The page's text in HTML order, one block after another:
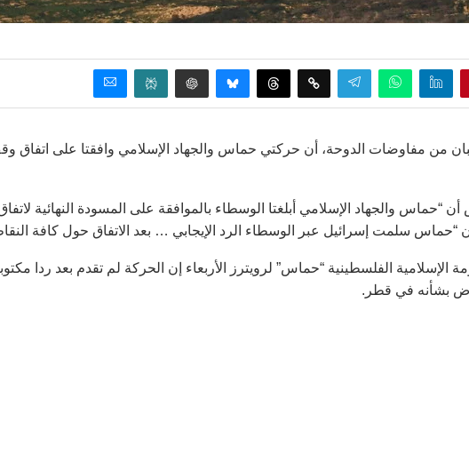
من مفاوضات الدوحة، أن حركتي حماس والجهاد الإسلامي وافقتا على اتفاق
“حماس والجهاد الإسلامي أبلغتا الوسطاء بالموافقة على المسودة النهائية
“حماس سلمت إسرائيل عبر الوسطاء الرد الإيجابي … بعد الاتفاق حول كافة
الفلسطينية “حماس” لرويترز الأربعاء إن الحركة لم تقدم بعد ردا
بشأنه في قطر.